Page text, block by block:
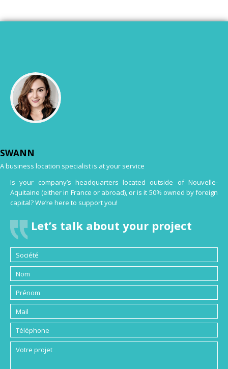
SWANN
A business location specialist is at your service
Is your company’s headquarters located outside of Nouvelle-
Aquitaine (either in France or abroad), or is it 50% owned by foreign
capital? We’re here to support you!
Let’s talk about your project